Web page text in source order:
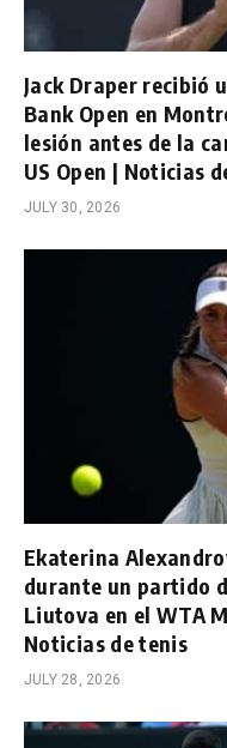
Jack Draper recibió
Bank Open en
lesión antes de la
US Open | Noticias
JULY 30, 2026
Ekaterina
durante un partido
Liutova en el WTA
Noticias de tenis
JULY 28, 2026